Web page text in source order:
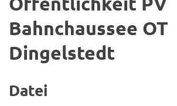
Bahnchaussee OT
Dingelstedt
Datei